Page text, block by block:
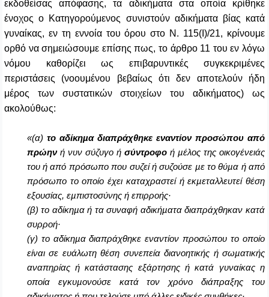
εκδοθείσας απόφασης, τα αδικήματα στα οποία κρίθηκε
ένοχος ο Κατηγορούμενος συνιστούν αδικήματα βίας κατά
γυναίκας, εν τη εννοία του όρου στο Ν. 115(Ι)/21, κρίνουμε
ορθό να σημειώσουμε επίσης πως, το άρθρο 11 του εν λόγω
νόμου καθορίζει ως επιβαρυντικές συγκεκριμένες
περιστάσεις (νοουμένου βεβαίως ότι δεν αποτελούν ήδη
μέρος των συστατικών στοιχείων του αδικήματος) ως
ακολούθως:
«(α) το αδίκηµα διαπράχθηκε εναντίον προσώπου από
πρώην ή νυν σύζυγο ή σύντροφοή µέλος της οικογένειάς
του ή από πρόσωπο που συζεί ή συζούσε µε το θύµα ή από
πρόσωπο το οποίο έχει καταχραστεί ή εκµεταλλευτεί θέση
εξουσίας, εµπιστοσύνης ή επιρροής·
(β) το αδίκηµα ή τα συναφή αδικήµατα διαπράχθηκαν κατά
συρροή·
(γ) το αδίκηµα διαπράχθηκε εναντίον προσώπου το οποίο
είναι σε ευάλωτη θέση συνεπεία διανοητικής ή σωµατικής
αναπηρίας ή κατάστασης εξάρτησης ή κατά γυναίκας η
οποία εγκυµονούσε κατά τον χρόνο διάπραξης του